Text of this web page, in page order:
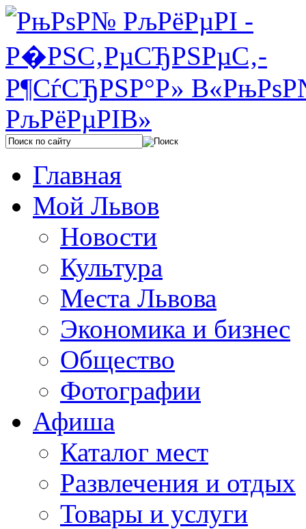
Главная
Мой Львов
Новости
Культура
Места Львова
Экономика и бизнес
Общество
Фотографии
Афиша
Каталог мест
Развлечения и отдых
Товары и услуги